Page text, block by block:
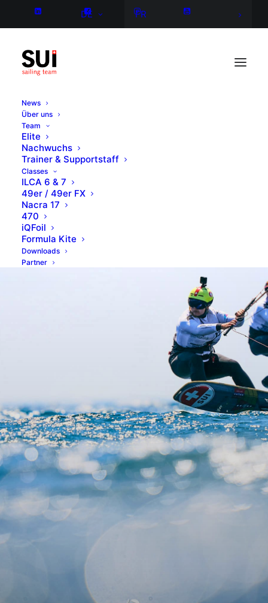
DE FR
News
Über uns
Team
Elite
Nachwuchs
Trainer & Supportstaff
Classes
ILCA 6 & 7
49er / 49er FX
Nacra 17
470
iQFoil
Formula Kite
Downloads
Partner